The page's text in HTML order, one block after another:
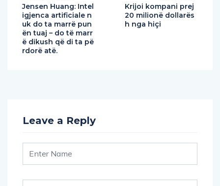
Jensen Huang: Intel
igjenca artificiale n
uk do ta marrë pun
ën tuaj – do të marr
ë dikush që di ta pë
rdorë atë.
Krijoi kompani prej
20 milionë dollarës
h nga hiçi
Leave a Reply